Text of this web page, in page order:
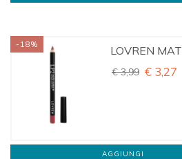
NESTLE' IT.SpA(HEALTHCARE
RECKITT BENCKISER H.(IT.) SpA
KOLFARMA Srl
GLAXOSMITHKLINE
LOVREN
€ 3,99 € 3,27
-18%
AGGIUNGI